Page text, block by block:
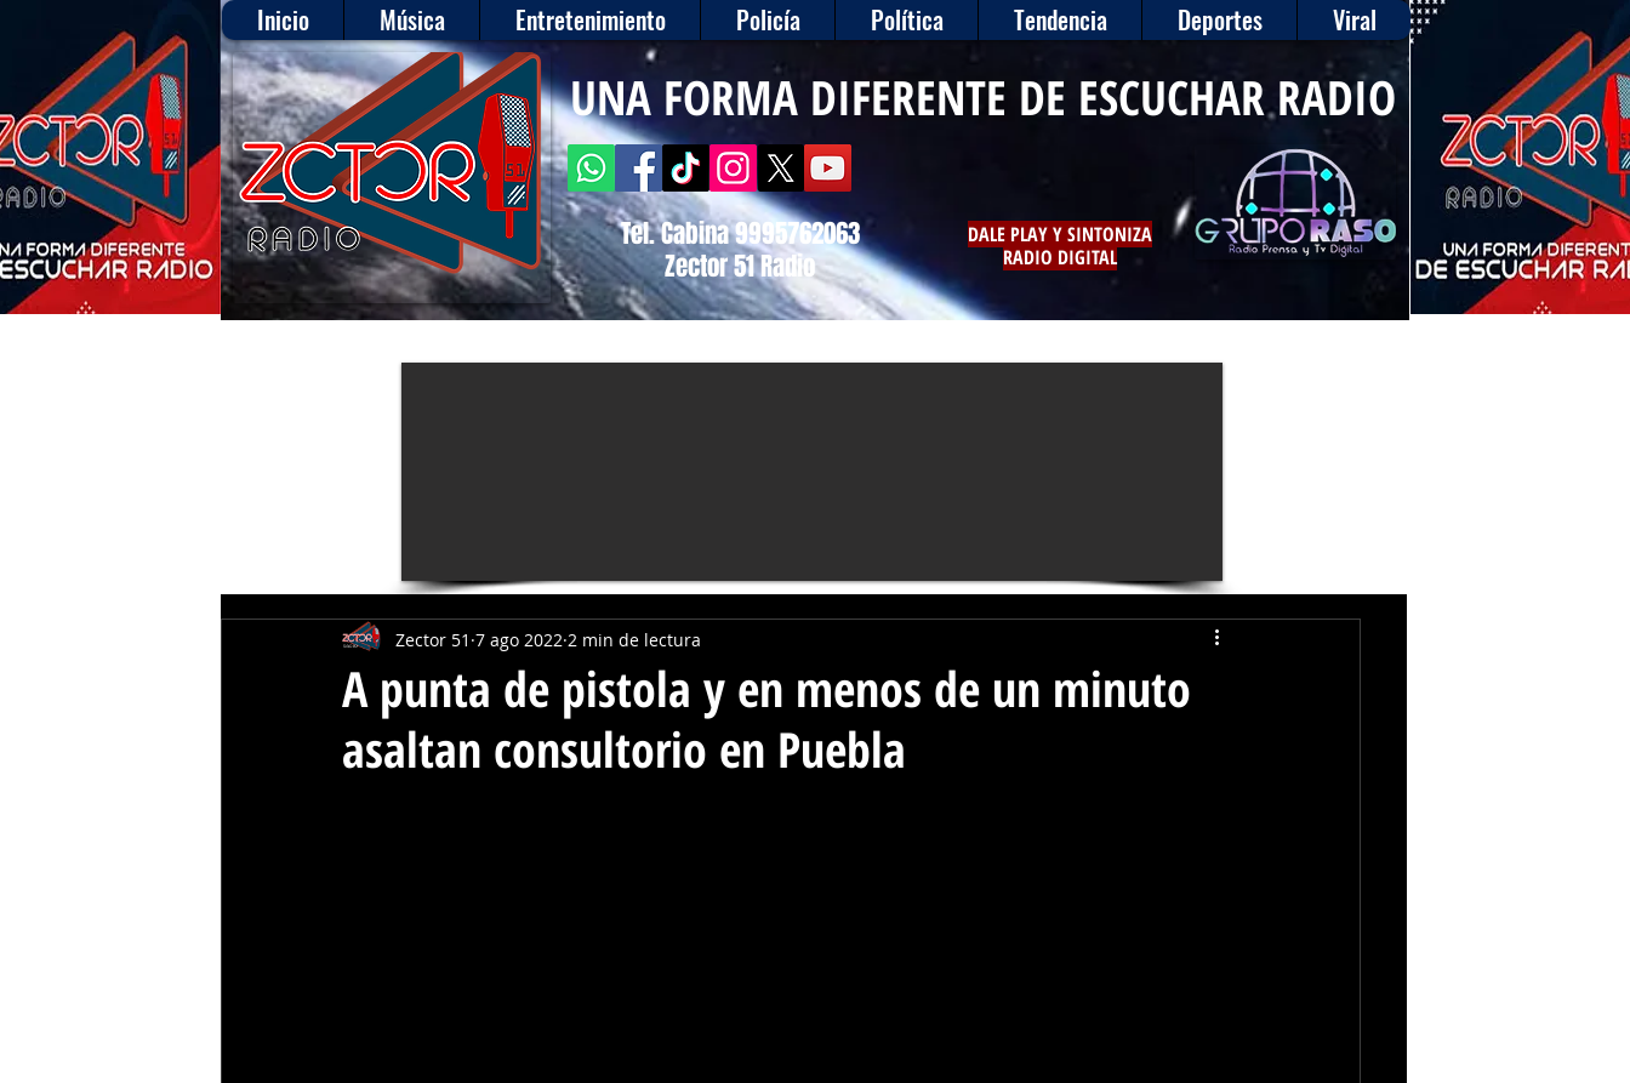
Inicio Música Entretenimiento Policía Política Tendencia Deportes Viral
Tel. Cabina 9995762063
Zector 51 Radio
DALE PLAY Y SINTONIZA
RADIO DIGITAL
UNA FORMA DIFERENTE DE ESCUCHAR RADIO
A punta de pistola y en menos de un minuto
asaltan consultorio en Puebla
Zector 51 7 ago 2022 2 min de lectura